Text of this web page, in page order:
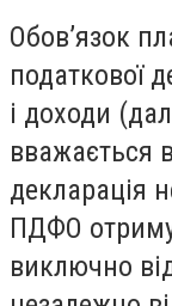
Обов’язок
податкової
і доходи
вважається
декларація
ПДФО
виключно